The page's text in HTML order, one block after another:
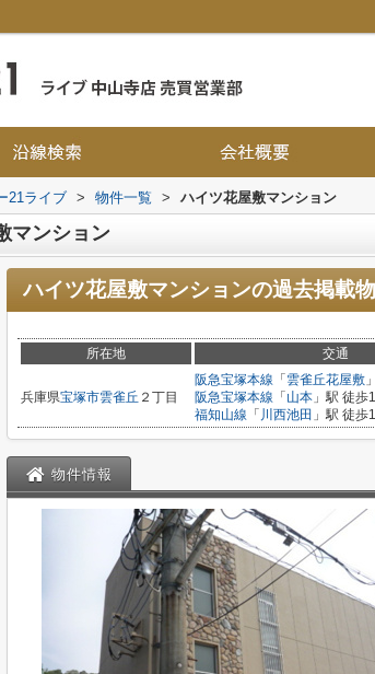
21ライブ > 物件一覧 > ハイツ花屋敷マンション
マンション
ハイツ花屋敷マンションの過去掲載
所在地 交通
兵庫県宝塚市雲雀丘 ２丁目
阪急宝塚本線 「 雲雀丘花屋敷
阪急宝塚本線 「 山本 」駅 徒歩
福知山線 「 川西池田 」駅 徒歩
物件情報